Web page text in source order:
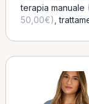
terapia manuale
50,00€) ,